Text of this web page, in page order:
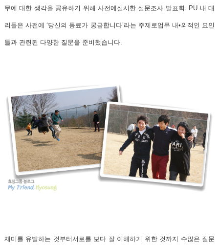
무에 대한 생각을 공유하기 위해 사전에실시한 설문조사 발표회. PU 내 대
리들은 사전에 ‘당신의 동료가 궁금합니다’라는 주제로업무 내•외적인 요인
들과 관련된 다양한 질문을 준비했습니다.
재미를 유발하는 것부터서로를 보다 잘 이해하기 위한 것까지 수많은 질문